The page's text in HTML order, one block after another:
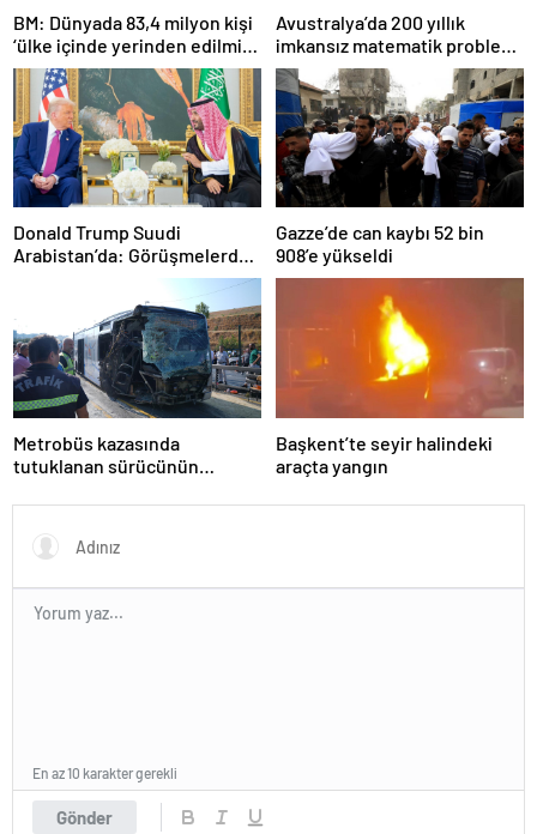
BM: Dünyada 83,4 milyon kişi
‘ülke içinde yerinden edilmiş’
olarak yaşıyor
Avustralya’da 200 yıllık
imkansız matematik problemi
çözüldü
Donald Trump Suudi
Arabistan’da: Görüşmelerde
Gazze’de can kaybı 52 bin
908’e yükseldi
Metrobüs kazasında
tutuklanan sürücünün
Başkent’te seyir halindeki
araçta yangın
Gönder
En az 10 karakter gerekli